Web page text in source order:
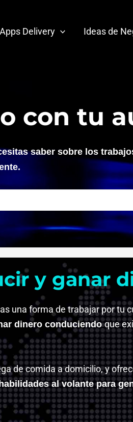
Apps Delivery Ideas de
con tu
saber sobre los
y ganar
una forma de trabajar por tu
dinero conduciendoque
de comida a domicilio, y
al volante para